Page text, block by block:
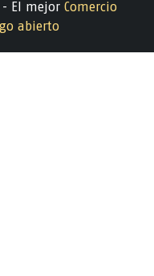
- El mejorComercio
abierto